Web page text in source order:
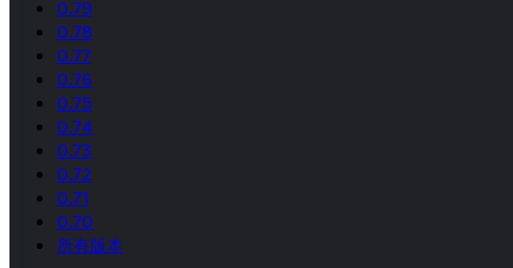
0.79
0.78
0.77
0.76
0.75
0.74
0.73
0.72
0.71
0.70
所有版本